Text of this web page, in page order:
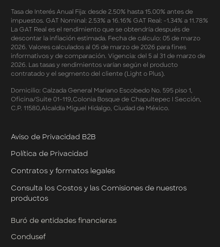
Términos y Condiciones - Apartados - Tasas
Preferentes Febrero 2026
Términos y Condiciones - Programa de Cashback
AWIN
Pago de Servicios a MSI – Supermercados Enero -
Marzo 2026
Términos y Condiciones - Meses Sin Intereses y SplitK
Cashback
Términos y Condiciones Aplicables a la Tarjeta de
Apartados
Mastercard
Términos y Condiciones de Klar Plus
Términos y Condiciones - Rendimiento Preferencial en
Cuentas Empresariales
Términos y Condiciones de Promociones de Klar
Términos y Condiciones de Promociones de Klar
Tasa de Interés Anual Fija: desde 2.50% hasta 15.00% antes de
impuestos. GAT Nominal: 2.53% a 16.16% GAT Real: -1.34% a 11.78%
La GAT Real es el rendimiento que se obtendría después de
descontar la inflación estimada. Fecha de cálculo: 05 de marzo
2026. Valores calculados al 05 de marzo de 2026 para fines
informativos y de comparación. Vigencia: del 5 al 31 de marzo de
2026. Las tasas y rendimientos varían según el producto
contratado y el segmento del cliente (Light o Plus).
Domicilio: Calzada General Mariano Escobedo No. 595 piso 1,
Oficina/Suite 01-119,Colonia Bosque de Chapultepec I Sección,
C.P. 11580,Alcaldía Miguel Hidalgo, Ciudad de México.
Aviso de Privacidad B2B
Política de Privacidad
Contratos y formatos legales
Consulta los Costos y las Comisiones de nuestros
productos
Buró de entidades financieras
Condusef